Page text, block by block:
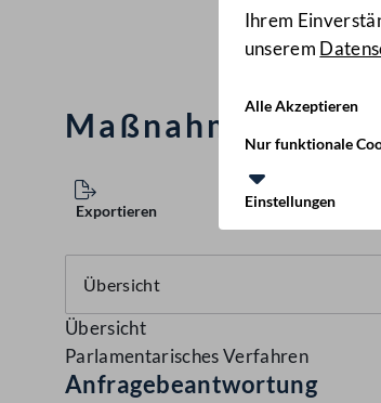
Ihrem
unserem
Alle Akzeptieren
Nur funktionale
Einstellungen
Exportieren
Übersicht
Parlamentarisches Verfahren
Anfragebeantwortung